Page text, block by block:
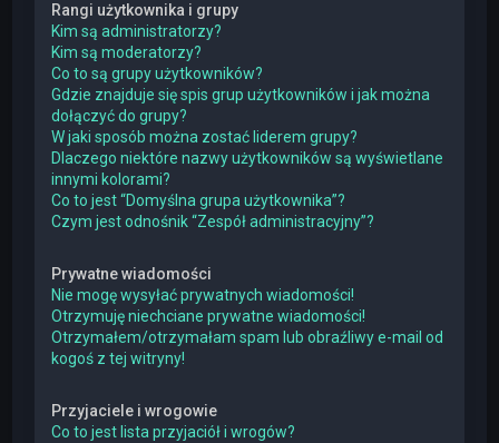
Rangi użytkownika i grupy
Kim są administratorzy?
Kim są moderatorzy?
Co to są grupy użytkowników?
Gdzie znajduje się spis grup użytkowników i jak można
dołączyć do grupy?
W jaki sposób można zostać liderem grupy?
Dlaczego niektóre nazwy użytkowników są wyświetlane
innymi kolorami?
Co to jest “Domyślna grupa użytkownika”?
Czym jest odnośnik “Zespół administracyjny”?
Prywatne wiadomości
Nie mogę wysyłać prywatnych wiadomości!
Otrzymuję niechciane prywatne wiadomości!
Otrzymałem/otrzymałam spam lub obraźliwy e-mail od
kogoś z tej witryny!
Przyjaciele i wrogowie
Co to jest lista przyjaciół i wrogów?